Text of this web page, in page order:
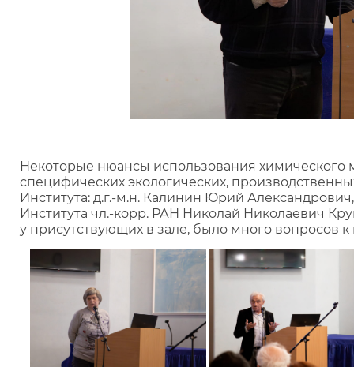
Некоторые нюансы использования химического
специфических экологических,
Института: д.г.-м.н. Калинин Юрий
Института чл.-корр. РАН Николай Николаевич
у присутствующих в зале, было много вопросов